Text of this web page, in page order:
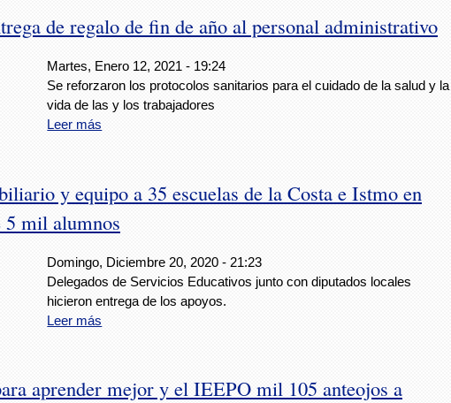
de regalo de fin de año al personal administrativo
Martes, Enero 12, 2021 - 19:24
Se reforzaron los protocolos sanitarios para el cuidado de la salud y la
vida de las y los trabajadores
Leer más
y equipo a 35 escuelas de la Costa e Istmo en
5 mil alumnos
Domingo, Diciembre 20, 2020 - 21:23
Delegados de Servicios Educativos junto con diputados locales
hicieron entrega de los apoyos.
Leer más
aprender mejor y el IEEPO mil 105 anteojos a